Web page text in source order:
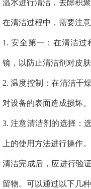
温水进行清洁，去除积聚
在清洁过程中，需要注
1. 安全第一：在清洁
镜，以防止清洁剂对皮肤
2. 温度控制：在清洁干
对设备的表面造成损坏。
3. 注意清洁剂的选择：
上的使用方法进行操作。
清洁完成后，应进行验
留物。可以通过以下几